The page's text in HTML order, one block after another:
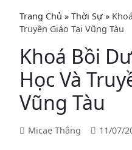
Trang Chủ » Thời Sự »
Truyền Giáo Tại Vũng Tàu
Khoá Bồi
Học Và
Vũng Tàu
Micae Thắng 11/07/